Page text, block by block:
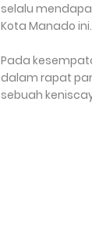
selalu
Kota Manado ini.
Pada
dalam rapat
sebuah